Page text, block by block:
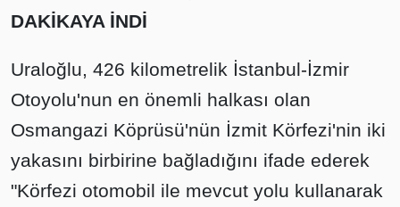
DAKİKAYA İNDİ
Uraloğlu, 426 kilometrelik İstanbul-İzmir
Otoyolu'nun en önemli halkası olan
Osmangazi Köprüsü'nün İzmit Körfezi'nin iki
yakasını birbirine bağladığını ifade ederek
"Körfezi otomobil ile mevcut yolu kullanarak